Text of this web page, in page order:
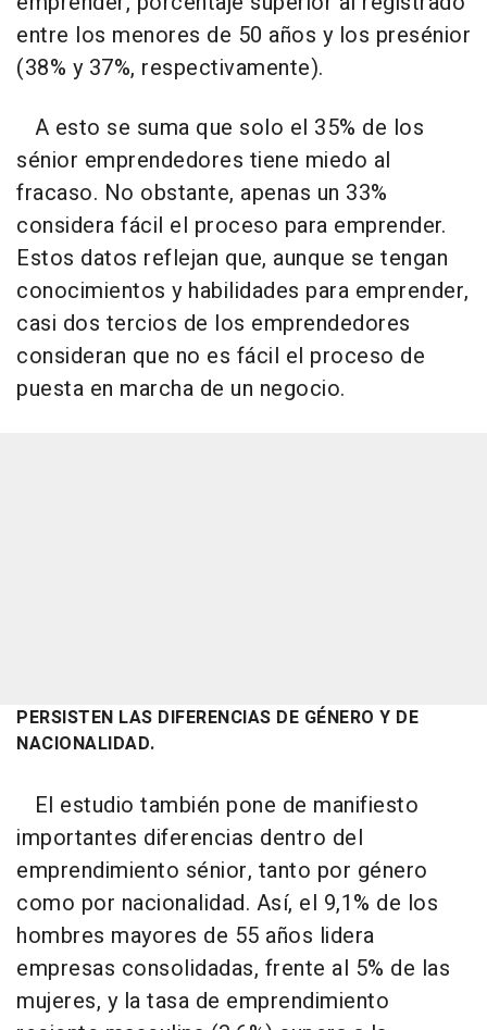
entre los menores de 50 años y los presénior
(38% y 37%, respectivamente).
A esto se suma que solo el 35% de los
sénior emprendedores tiene miedo al
fracaso. No obstante, apenas un 33%
considera fácil el proceso para emprender.
Estos datos reflejan que, aunque se tengan
conocimientos y habilidades para emprender,
casi dos tercios de los emprendedores
consideran que no es fácil el proceso de
puesta en marcha de un negocio.
PERSISTEN LAS DIFERENCIAS DE GÉNERO Y DE
NACIONALIDAD.
El estudio también pone de manifiesto
importantes diferencias dentro del
emprendimiento sénior, tanto por género
como por nacionalidad. Así, el 9,1% de los
hombres mayores de 55 años lidera
empresas consolidadas, frente al 5% de las
mujeres, y la tasa de emprendimiento